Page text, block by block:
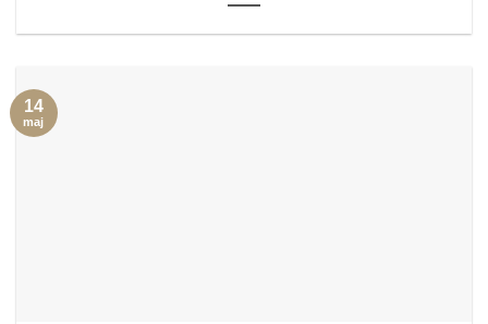
14
maj